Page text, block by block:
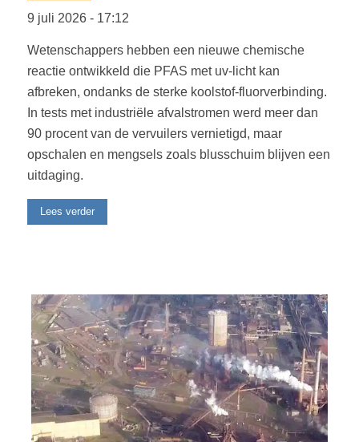
9 juli 2026 -17:12
Wetenschappers hebben een nieuwe chemische
reactie ontwikkeld die PFAS met uv-licht kan
afbreken, ondanks de sterke koolstof-fluorverbinding.
In tests met industriële afvalstromen werd meer dan
90 procent van de vervuilers vernietigd, maar
opschalen en mengsels zoals blusschuim blijven een
uitdaging.
Lees verder